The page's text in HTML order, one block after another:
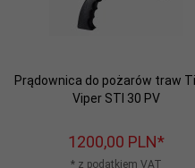
Prądownica do pożarów traw
Viper STI 30 PV
1200,00 PLN*
* z podatkiem VAT